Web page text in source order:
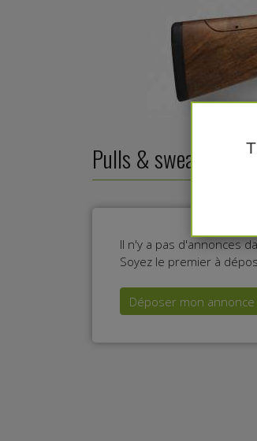
Pulls & sweats de
Il n'y a pas d'annonces
Soyez le premier à
Déposer mon annonce